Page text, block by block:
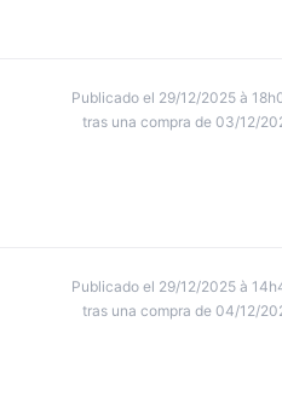
Publicado el 29/12/2025 à
tras una compra de 03/12/
Publicado el 29/12/2025 à
tras una compra de 04/12/